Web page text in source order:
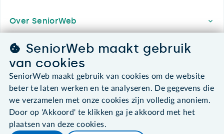
Over SeniorWeb
SeniorWeb.
De computerhulp voor u.
030 - 276 99 65
leden@seniorweb.nl
SeniorWeb maakt gebruik
van cookies
SeniorWeb maakt gebruik van cookies om de website
beter te laten werken en te analyseren. De gegevens die
we verzamelen met onze cookies zijn volledig anoniem.
Door op 'Akkoord' te klikken ga je akkoord met het
plaatsen van deze cookies.